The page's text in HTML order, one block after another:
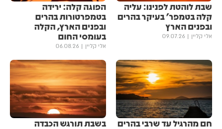
שבת לוהטת לפנינו: עליה
קלה בטמפר' בעיקר בהרים
ובפנים הארץ
אלי קליין 09.07.26
הפוגה קלה: ירידה
בטמפרטורות בהרים
ובפנים הארץ, הקלה
בעומסי החום
אלי קליין 06.08.26
חם מהרגיל עד שרבי בהרים
בשבת תורגש הכבדה